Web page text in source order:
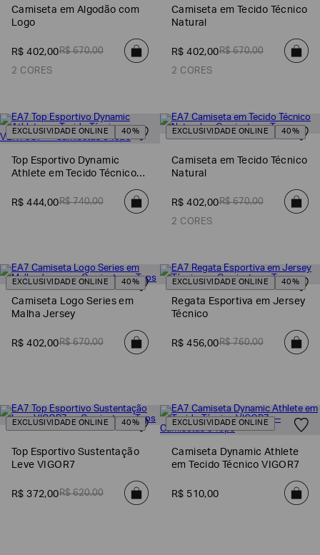
Camiseta em Algodão com
Logo
R$ 402,00R$ 670,00
2 CORES
Camiseta em Tecido Técnico
Natural
R$ 402,00R$ 670,00
2 CORES
EXCLUSIVIDADE ONLINE 40%
Top Esportivo Dynamic
Athlete em Tecido Técnico
R$ 444,00R$ 740,00
EXCLUSIVIDADE ONLINE 40%
Camiseta em Tecido Técnico
Natural
R$ 402,00R$ 670,00
2 CORES
EXCLUSIVIDADE ONLINE 40%
Camiseta Logo Series em
Malha Jersey
R$ 402,00R$ 670,00
EXCLUSIVIDADE ONLINE 40%
Regata Esportiva em Jersey
Técnico
R$ 456,00R$ 760,00
EXCLUSIVIDADE ONLINE 40%
Top Esportivo Sustentação
Leve VIGOR7
R$ 372,00R$ 620,00
EXCLUSIVIDADE ONLINE
Camiseta Dynamic Athlete
em Tecido Técnico VIGOR7
R$ 510,00